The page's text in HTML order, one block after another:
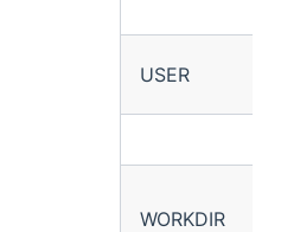
USER
WORKDIR